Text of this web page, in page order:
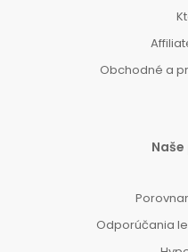
Obchodné a
Odporúčania